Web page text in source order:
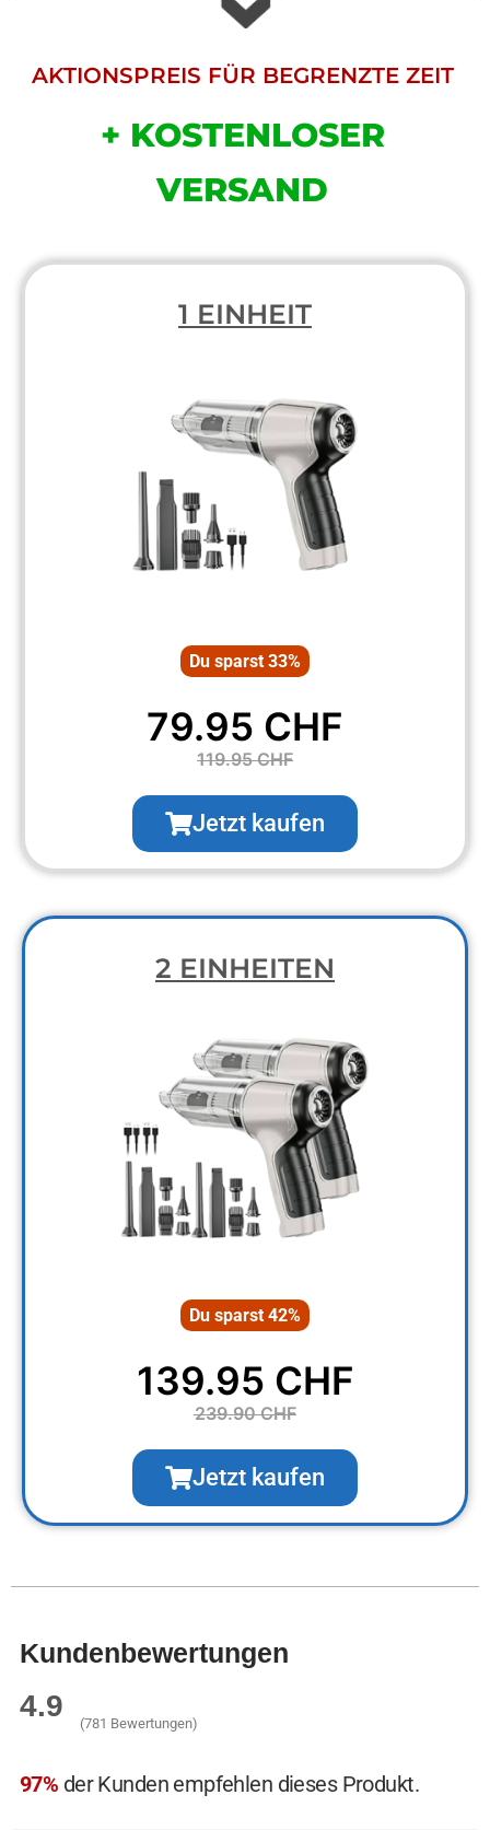
AKTIONSPREIS FÜR BEGRENZTE ZEIT
+ KOSTENLOSER
VERSAND
1 EINHEIT
Du sparst 33%
79.95 CHF
119.95 CHF
Jetzt kaufen
2 EINHEITEN
Du sparst 42%
139.95 CHF
239.90 CHF
Jetzt kaufen
Kundenbewertungen
4.9
(781 Bewertungen)
97% der Kunden empfehlen dieses Produkt.